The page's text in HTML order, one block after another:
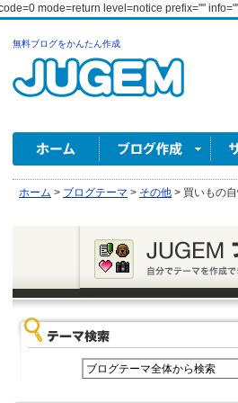
mode=return level=notice prefix=""
無料ブログをかんたん作成
ホーム > ブログテーマ > その他 > 買いもの